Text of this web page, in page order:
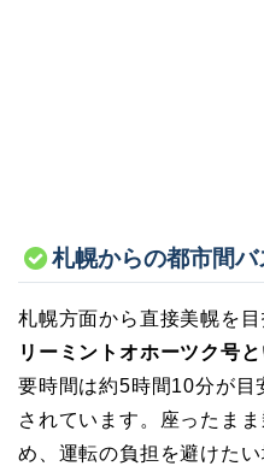
札幌からの都市間
札幌方面から直接美幌を目
リーミントオホーツク号
要時間は約5時間10分が目
されています。座ったま
め、運転の負担を避けた